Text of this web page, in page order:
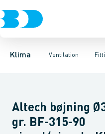
Klima Ventilation
Ventilation VarmepumperEl
Fittings RørSlangerSpjæld
RørBøjninger 90gr.
Altech bøjning
gr. BF-315-90